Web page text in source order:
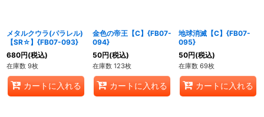
メタルクウラ(パラレル)
【SR☆】{FB07-093}
680円(税込)
在庫数 9枚
カートに入れる
金色の帝王【C】{FB07-
094}
50円(税込)
在庫数 123枚
カートに入れる
地球消滅【C】{FB07-
095}
50円(税込)
在庫数 69枚
カートに入れる